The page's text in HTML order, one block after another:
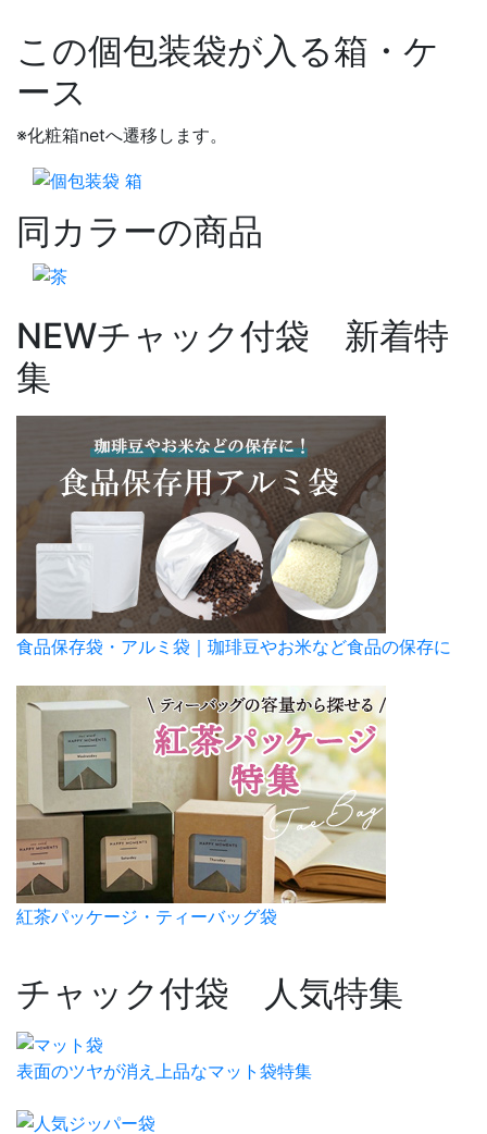
この個包装袋が入る箱・ケ
ース
※化粧箱netへ遷移します。
同カラーの商品
NEWチャック付袋 新着特
集
食品保存袋・アルミ袋｜珈琲豆やお米など食品の保存に
紅茶パッケージ・ティーバッグ袋
チャック付袋 人気特集
表面のツヤが消え上品なマット袋特集